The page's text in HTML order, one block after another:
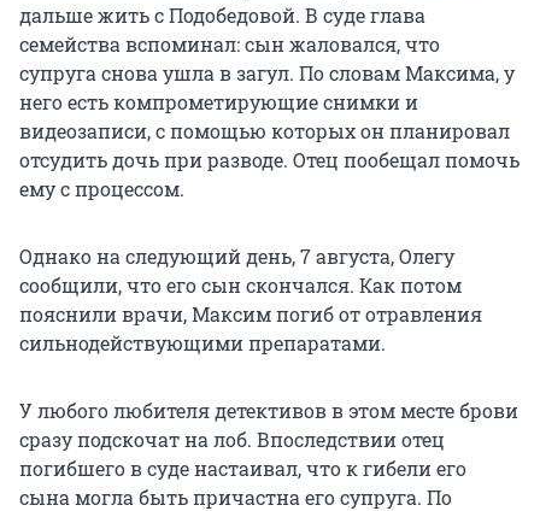
дальше жить с Подобедовой. В суде глава
семейства вспоминал: сын жаловался, что
супруга снова ушла в загул. По словам Максима, у
него есть компрометирующие снимки и
видеозаписи, с помощью которых он планировал
отсудить дочь при разводе. Отец пообещал помочь
ему с процессом.
Однако на следующий день, 7 августа, Олегу
сообщили, что его сын скончался. Как потом
пояснили врачи, Максим погиб от отравления
сильнодействующими препаратами.
У любого любителя детективов в этом месте брови
сразу подскочат на лоб. Впоследствии отец
погибшего в суде настаивал, что к гибели его
сына могла быть причастна его супруга. По